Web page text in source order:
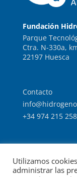
Fundación
Parque
Ctra. N-330a,
22197 Huesca
Contacto
+34 974 215 258
Intranet
Utilizamos
administrar las